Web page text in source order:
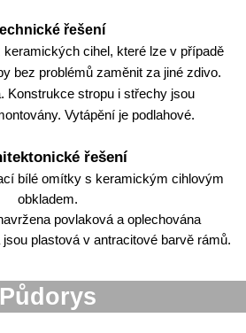
řešení
cihel, které lze v případě
bez problémů zaměnit za jiné zdivo.
Konstrukce stropu i střechy jsou
Vytápění je podlahové.
řešení
bílé omítky s keramickým cihlovým
obkladem.
povlaková a oplechována
plastová v antracitové barvě rámů.
Půdorys